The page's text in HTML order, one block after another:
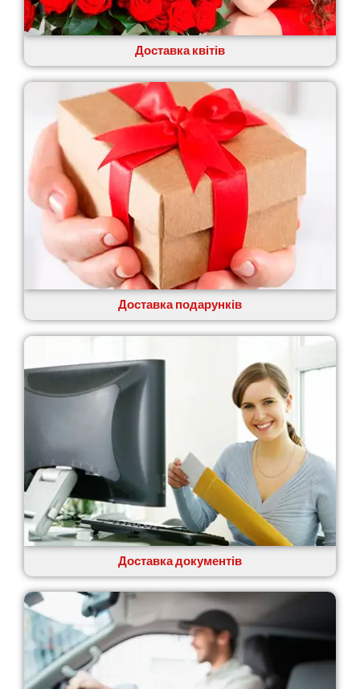
Доставка квітів
Доставка подарунків
Доставка документів